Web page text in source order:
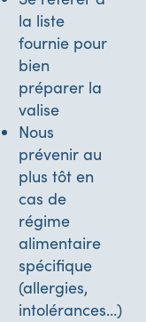
la liste
fournie pour
bien
préparer la
valise
Nous
prévenir au
plus tôt en
cas de
régime
alimentaire
spécifique
(allergies,
intolérances…)